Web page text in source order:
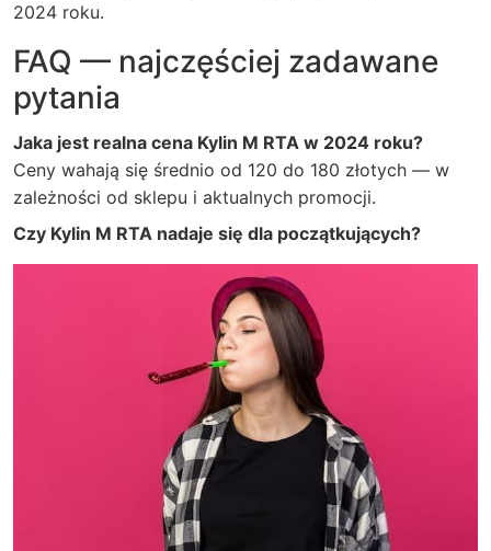
2024 roku.
FAQ — najczęściej zadawane
pytania
Jaka jest realna cena Kylin M RTA w 2024 roku?
Ceny wahają się średnio od 120 do 180 złotych — w
zależności od sklepu i aktualnych promocji.
Czy Kylin M RTA nadaje się dla początkujących?